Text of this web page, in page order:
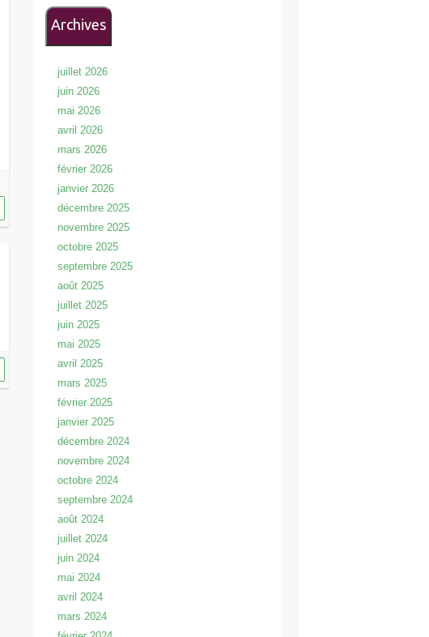
Archives
juillet 2026
juin 2026
mai 2026
avril 2026
mars 2026
février 2026
janvier 2026
décembre 2025
novembre 2025
octobre 2025
septembre 2025
août 2025
juillet 2025
juin 2025
mai 2025
avril 2025
mars 2025
février 2025
janvier 2025
décembre 2024
novembre 2024
octobre 2024
septembre 2024
août 2024
juillet 2024
juin 2024
mai 2024
avril 2024
mars 2024